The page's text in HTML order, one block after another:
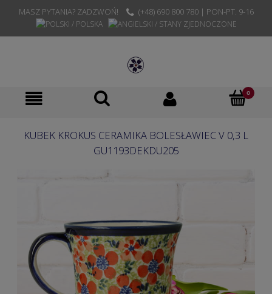
MASZ PYTANIA? ZADZWOŃ! (+48) 690 800 780 | PON-PT. 9-16
KUBEK KROKUS CERAMIKA BOLESŁAWIEC V 0,3 L
GU1193DEKDU205